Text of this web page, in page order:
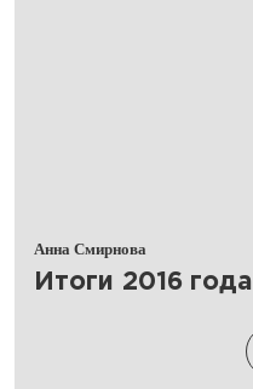
Анна Смирнова
​Итоги 2016 года